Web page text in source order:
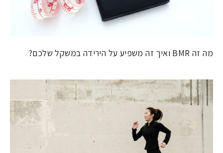
מה זה BMR ואיך זה משפיע על הירידה במשקל שלכם?